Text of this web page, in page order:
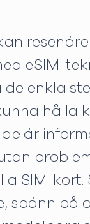
eSIM-
enkla
hålla
är
SIM-kort.
spänn på